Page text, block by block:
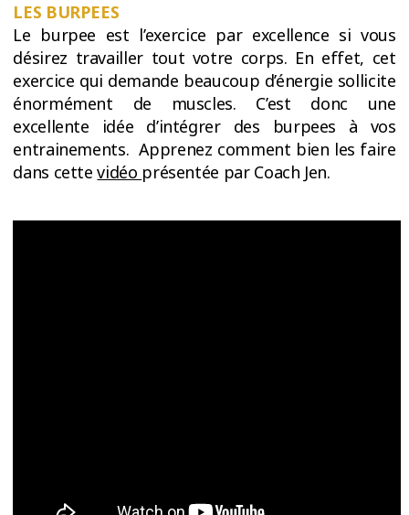
LES BURPEES
Le burpee est l’exercice par excellence si vous
désirez travailler tout votre corps. En effet, cet
exercice qui demande beaucoup d’énergie sollicite
énormément de muscles. C’est donc une
excellente idée d’intégrer des burpees à vos
entrainements. Apprenez comment bien les faire
dans cettevidéo présentée par Coach Jen.